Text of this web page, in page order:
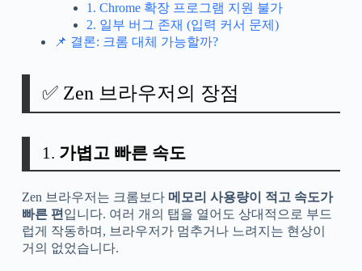
1. Chrome 확장 프로그램 지원 불가
2. 일부 버그 존재 (입력 커서 문제)
📌 결론: 크롬 대체 가능할까?
✅ Zen 브라우저의 장점
1. 가볍고 빠른 속도
Zen 브라우저는 크롬보다 메모리 사용량이 적고 속도가
빠른 편 입니다. 여러 개의 탭을 열어도 상대적으로 부드
럽게 작동하며, 브라우저가 멈추거나 느려지는 현상이
거의 없었습니다.